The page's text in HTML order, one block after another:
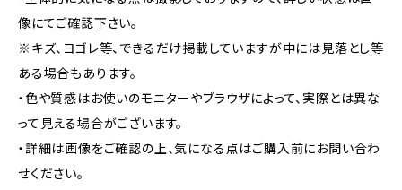
像にてご確認下さい。
※キズ、ヨゴレ等、できるだけ掲載していますが中には見落とし等
ある場合もあります。
・色や質感はお使いのモニターやブラウザによって、実際とは異な
って見える場合がございます。
・詳細は画像をご確認の上、気になる点はご購入前にお問い合わ
せください。